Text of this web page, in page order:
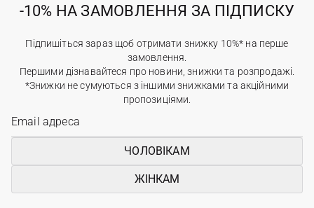
-10% НА ЗАМОВЛЕННЯ ЗА ПІДПИСКУ
Підпишіться зараз щоб отримати знижку 10%* на перше
замовлення.
Першими дізнавайтеся про новини, знижки та розпродажі.
*Знижки не сумуються з іншими знижками та акційними
пропозиціями.
ЧОЛОВІКАМ
ЖІНКАМ